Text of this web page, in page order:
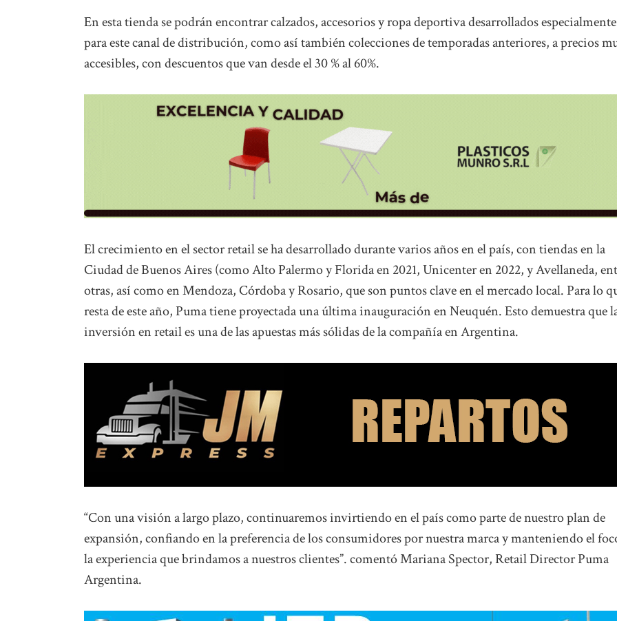
En esta tienda se podrán encontrar calzados, accesorios y ropa deportiva desarrollados especialmente
para este canal de distribución, como así también colecciones de temporadas anteriores, a precios
accesibles, con descuentos que van desde el 30 % al 60%.
El crecimiento en el sector retail se ha desarrollado durante varios años en el país, con tiendas en la
Ciudad de Buenos Aires (como Alto Palermo y Florida en 2021, Unicenter en 2022, y Avellaneda,
otras, así como en Mendoza, Córdoba y Rosario, que son puntos clave en el mercado local. Para lo
resta de este año, Puma tiene proyectada una última inauguración en Neuquén. Esto demuestra que
inversión en retail es una de las apuestas más sólidas de la compañía en Argentina.
“Con una visión a largo plazo, continuaremos invirtiendo en el país como parte de nuestro plan de
expansión, confiando en la preferencia de los consumidores por nuestra marca y manteniendo el
la experiencia que brindamos a nuestros clientes”. comentó Mariana Spector, Retail Director Puma
Argentina.